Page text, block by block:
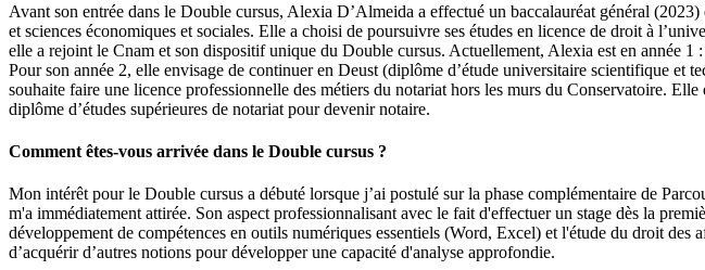
Avant son entrée dans le Double cursus, Alexia D’Almeida a effectué un baccalauréat général
et sciences économiques et sociales. Elle a choisi de poursuivre ses études en licence de droit à
elle a rejoint le Cnam et son dispositif unique du Double cursus. Actuellement, Alexia est en année 1
Pour son année 2, elle envisage de continuer en Deust (diplôme d’étude universitaire scientifique et
souhaite faire une licence professionnelle des métiers du notariat hors les murs du Conservatoire.
diplôme d’études supérieures de notariat pour devenir notaire.
Comment êtes-vous arrivée dans le Double cursus ?
Mon intérêt pour le Double cursus a débuté lorsque j’ai postulé sur la phase complémentaire de
m'a immédiatement attirée. Son aspect professionnalisant avec le fait d'effectuer un stage dès la
développement de compétences en outils numériques essentiels (Word, Excel) et l'étude du droit
d’acquérir d’autres notions pour développer une capacité d'analyse approfondie.